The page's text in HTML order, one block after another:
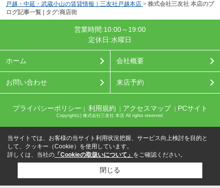
戸越・中延・武蔵小山の賃貸情報｜三友社戸越本店 > 株式会社三友社 本店のブ
ログ記事一覧 | タグ:商店街
営業時間:10:00～19:00
定休日:水曜日
ホーム 会社概要
お問い合わせ 来店予約
プライバシーポリシー 利用規約 アクセスマップ PCサイト
Copyright(c) 株式会社三友社 本店 All rights reserved.
当サイトでは、お客様の当サイト利用状況把握、サービス向上検討を目的と
して、クッキー（Cookie）を使用しています。
詳しくは、当社の 「Cookieの取扱いについて」 をご確認ください。
閉じる